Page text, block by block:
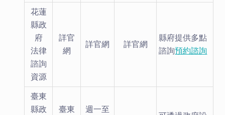
花蓮
縣政
府
法律
諮詢
資源
詳官
網
詳官網 詳官網
縣府提供多點
諮詢預約諮詢
臺東
縣政
臺東
週一至